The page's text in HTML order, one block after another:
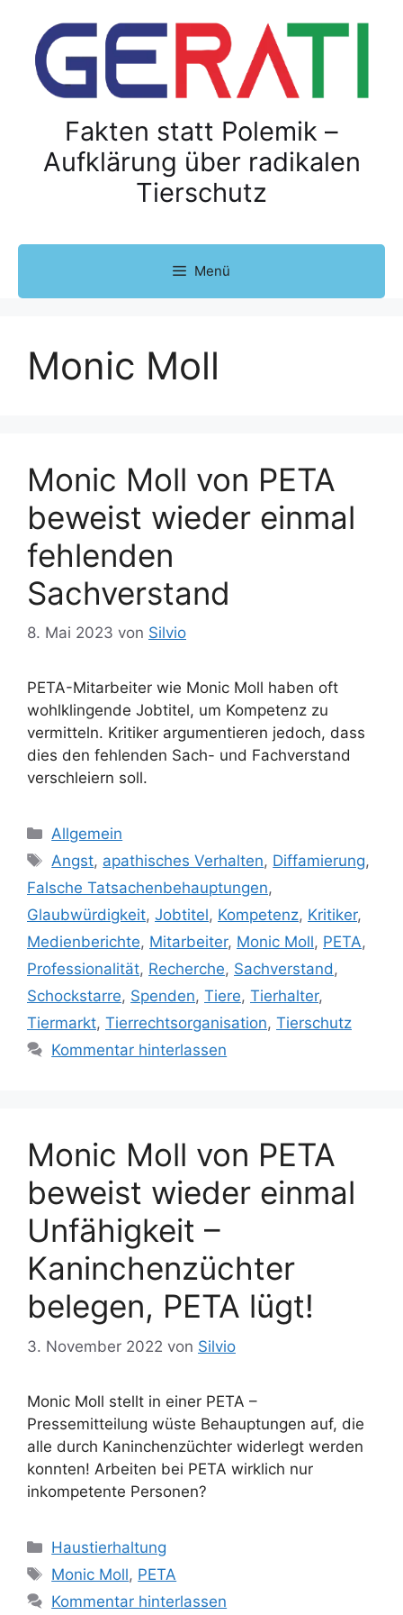
Fakten statt Polemik –
Aufklärung über radikalen
Tierschutz
Menü
Monic Moll
Monic Moll von PETA
beweist wieder einmal
fehlenden
Sachverstand
8. Mai 2023 von Silvio
PETA-Mitarbeiter wie Monic Moll haben oft
wohlklingende Jobtitel, um Kompetenz zu
vermitteln. Kritiker argumentieren jedoch, dass
dies den fehlenden Sach- und Fachverstand
verschleiern soll.
K
a
e
g
o
r
i
n
Allgemein
S
c
l
a
g
w
ö
t
Angst, apathisches Verhalten, Diffamierung,
Falsche Tatsachenbehauptungen,
Glaubwürdigkeit, Jobtitel, Kompetenz, Kritiker,
Medienberichte, Mitarbeiter, Monic Moll, PETA,
Professionalität, Recherche, Sachverstand,
Schockstarre, Spenden, Tiere, Tierhalter,
Tiermarkt, Tierrechtsorganisation, Tierschutz
Kommentar hinterlassen
Monic Moll von PETA
beweist wieder einmal
Unfähigkeit –
Kaninchenzüchter
belegen, PETA lügt!
3. November 2022 von Silvio
Monic Moll stellt in einer PETA –
Pressemitteilung wüste Behauptungen auf, die
alle durch Kaninchenzüchter widerlegt werden
konnten! Arbeiten bei PETA wirklich nur
inkompetente Personen?
K
a
e
Haustierhaltung
S
c
Monic Moll, PETA
Kommentar hinterlassen